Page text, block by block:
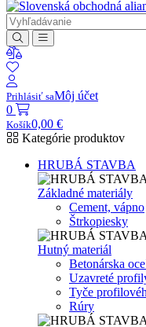
Prihlásiť saMôj účet
0
Košík0,00 €
Kategórie produktov
HRUBÁ STAVBA
Základné materiály
Cement, vápno
Štrkopiesky
Hutný materiál
Betonárska
Uzavreté
Tyče
Rúry